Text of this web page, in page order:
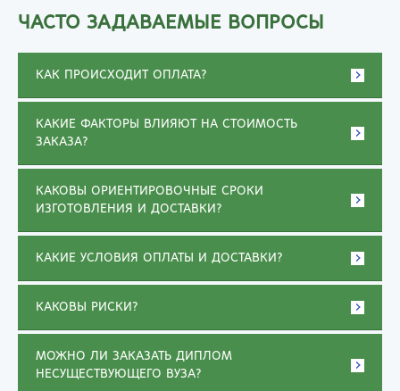
ЧАСТО ЗАДАВАЕМЫЕ ВОПРОСЫ
КАК ПРОИСХОДИТ ОПЛАТА?
КАКИЕ ФАКТОРЫ ВЛИЯЮТ НА СТОИМОСТЬ
ЗАКАЗА?
КАКОВЫ ОРИЕНТИРОВОЧНЫЕ СРОКИ
ИЗГОТОВЛЕНИЯ И ДОСТАВКИ?
КАКИЕ УСЛОВИЯ ОПЛАТЫ И ДОСТАВКИ?
КАКОВЫ РИСКИ?
МОЖНО ЛИ ЗАКАЗАТЬ ДИПЛОМ
НЕСУЩЕСТВУЮЩЕГО ВУЗА?